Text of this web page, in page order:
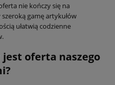
nie kończy się na
gamę artykułów
ułatwią codzienne
oferta naszego